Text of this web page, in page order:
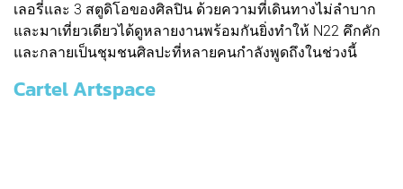
เลอรี่และ 3 สตูดิโอของศิลปิน ด้วยความที่เดินทางไม่ลำบาก
และมาเที่ยวเดียวได้ดูหลายงานพร้อมกันยิ่งทำให้ N22 คึกคัก
และกลายเป็นชุมชนศิลปะที่หลายคนกำลังพูดถึงในช่วงนี้
Cartel Artspace